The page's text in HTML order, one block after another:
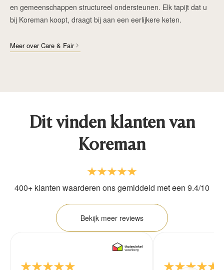
en gemeenschappen structureel ondersteunen. Elk tapijt dat u
bij Koreman koopt, draagt bij aan een eerlijkere keten.
Meer over Care & Fair
Dit vinden klanten van
Koreman
400+ klanten waarderen ons gemiddeld met een 9.4/10
Bekijk meer reviews